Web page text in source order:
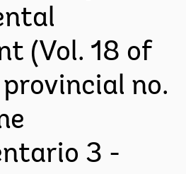
(Vol. 18 of
no.
3 -